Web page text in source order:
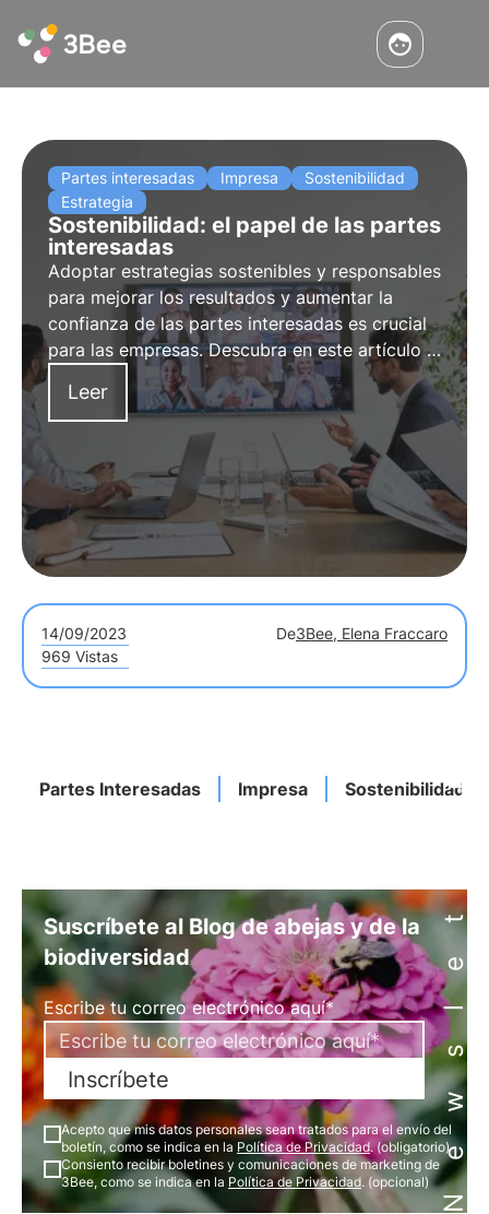
Partes interesadas Impresa
Sostenibilidad
Estrategia
Sostenibilidad: el papel de las partes
interesadas
Adoptar estrategias sostenibles y responsables
para mejorar los resultados y aumentar la
confianza de las partes interesadas es crucial
para las empresas. Descubra en este artículo la
importancia estratégica del compromiso de las
partes interesadas y de generar confianza con
ellas.
Leer
14/09/2023 De3Bee, Elena Fraccaro
969 Vistas
Partes Interesadas Impresa Sostenibilidad
Newsletter
Suscríbete al Blog de abejas y de la
biodiversidad
Escribe tu correo electrónico aquí*
Inscríbete
Acepto que mis datos personales sean tratados para el envío del
boletín, como se indica en la Política de Privacidad. (obligatorio)
Consiento recibir boletines y comunicaciones de marketing de
3Bee, como se indica en la Política de Privacidad. (opcional)